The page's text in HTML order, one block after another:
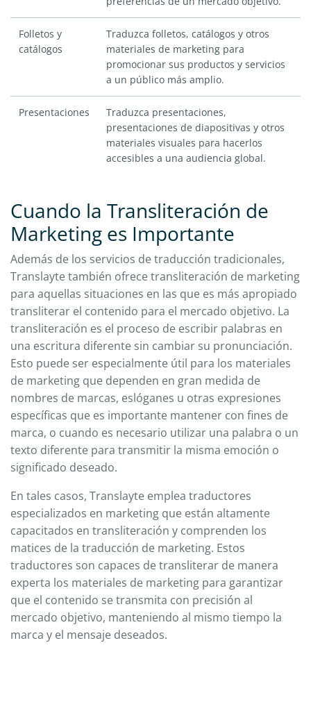
Folletos y
catálogos
Traduzca folletos, catálogos y otros
materiales de marketing para
promocionar sus productos y servicios
a un público más amplio.
Presentaciones
Traduzca presentaciones,
presentaciones de diapositivas y otros
materiales visuales para hacerlos
accesibles a una audiencia global.
Cuando la Transliteración de
Marketing es Importante
Además de los servicios de traducción tradicionales,
Translayte también ofrece transliteración de marketing
para aquellas situaciones en las que es más apropiado
transliterar el contenido para el mercado objetivo. La
transliteración es el proceso de escribir palabras en
una escritura diferente sin cambiar su pronunciación.
Esto puede ser especialmente útil para los materiales
de marketing que dependen en gran medida de
nombres de marcas, eslóganes u otras expresiones
específicas que es importante mantener con fines de
marca, o cuando es necesario utilizar una palabra o un
texto diferente para transmitir la misma emoción o
significado deseado.
En tales casos, Translayte emplea traductores
especializados en marketing que están altamente
capacitados en transliteración y comprenden los
matices de la traducción de marketing. Estos
traductores son capaces de transliterar de manera
experta los materiales de marketing para garantizar
que el contenido se transmita con precisión al
mercado objetivo, manteniendo al mismo tiempo la
marca y el mensaje deseados.